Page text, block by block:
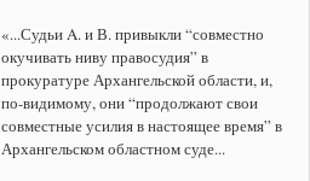
«...Судьи A. и В. привыкли “совместно
окучивать ниву правосудия” в
прокуратуре Архангельской области, и,
по-видимому, они “продолжают свои
совместные усилия в настоящее время” в
Архангельском областном суде...